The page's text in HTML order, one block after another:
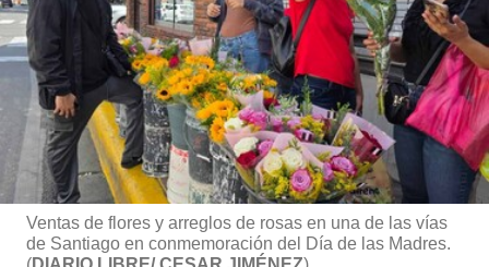
Ventas de flores y arreglos de rosas en una de las vías
de Santiago en conmemoración del Día de las Madres.